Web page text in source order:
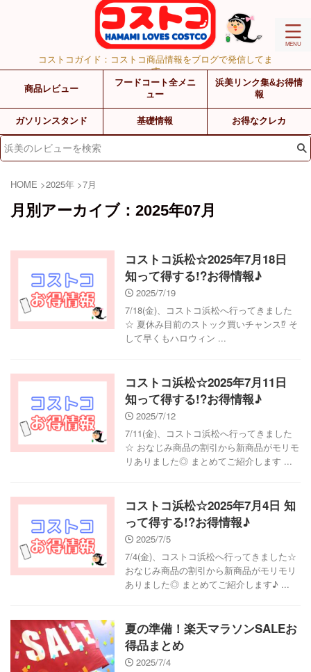
コストコガイド：コストコ商品情報をブログで発信してま
す
商品レビュー
フードコート全メニ
ュー
浜美リンク集&お得情
報
ガソリンスタンド 基礎情報 お得なクレカ
HOME >2025年 >7月
月別アーカイブ：2025年07月
コストコ浜松☆2025年7月18日
知って得する!?お得情報♪
2025/7/19
7/18(金)、コストコ浜松へ行ってきました
☆ 夏休み目前のストック買いチャンス⁉ そ
して早くもハロウィン ...
コストコ浜松☆2025年7月11日
知って得する!?お得情報♪
2025/7/12
7/11(金)、コストコ浜松へ行ってきました
☆ おなじみ商品の割引から新商品がモリモ
リありました◎ まとめてご紹介します ...
コストコ浜松☆2025年7月4日 知
って得する!?お得情報♪
2025/7/5
7/4(金)、コストコ浜松へ行ってきました☆
おなじみ商品の割引から新商品がモリモリ
ありました◎ まとめてご紹介します♪ ...
夏の準備！楽天マラソンSALEお
得品まとめ
2025/7/4